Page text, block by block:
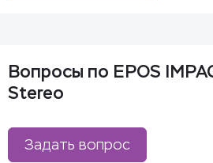
Вопросы по EPOS
Stereo
Задать вопрос